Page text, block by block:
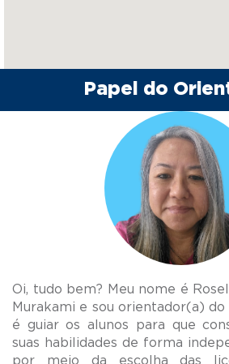
Papel do
Oi, tudo bem? Meu nome é
Murakami e sou orientador(a) do
é guiar os alunos para que
suas habilidades de forma
por meio da escolha das